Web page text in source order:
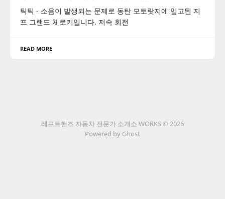
틱틱 - 소음이 발생되는 문제로 동탄 모토랏지에 입고된 지
프 그랜드 체로키입니다. 저속 회전
READ MORE
레프트핸즈 자동차 전문가 소개소 WORKS © 2026
Powered by Ghost